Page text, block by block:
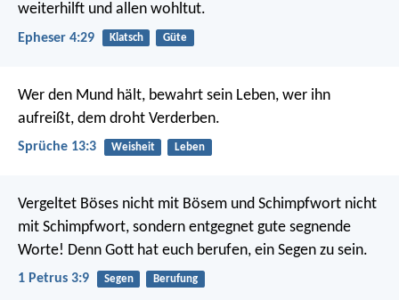
weiterhilft und allen wohltut.
Epheser 4:29 Klatsch Güte
Wer den Mund hält, bewahrt sein Leben, wer ihn
aufreißt, dem droht Verderben.
Sprüche 13:3 Weisheit Leben
Vergeltet Böses nicht mit Bösem und Schimpfwort nicht
mit Schimpfwort, sondern entgegnet gute segnende
Worte! Denn Gott hat euch berufen, ein Segen zu sein.
1 Petrus 3:9 Segen Berufung